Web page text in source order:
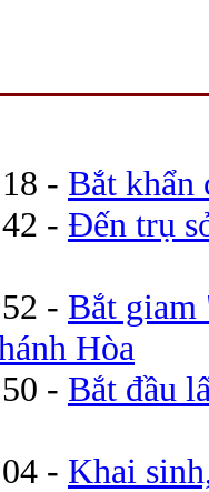
- Bắt khẩn
- Đến trụ
- Bắt giam
Hòa
- Bắt đầu
- Khai